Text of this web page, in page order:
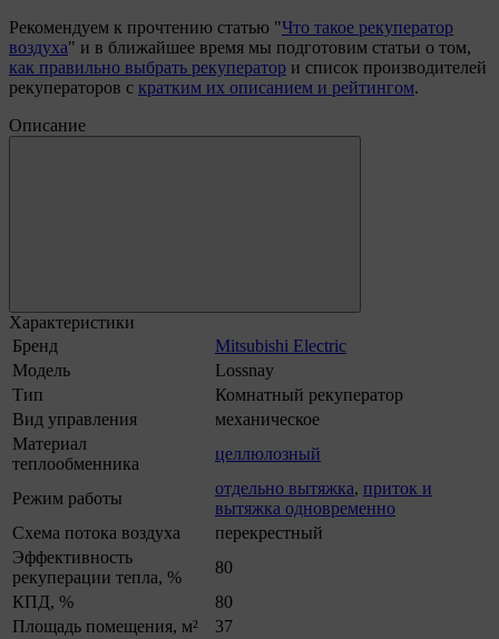
Рекомендуем к прочтению статью "Что такое рекуператор
воздуха" и в ближайшее время мы подготовим статьи о том,
как правильно выбрать рекуператор и список производителей
рекуператоров с кратким их описанием и рейтингом.
Описание
Характеристики
Бренд
Mitsubishi Electric
Модель
Lossnay
Тип
Комнатный рекуператор
Вид управления
механическое
Материал
теплообменника
целлюлозный
Режим работы
отдельно вытяжка, приток и
вытяжка одновременно
Схема потока воздуха
перекрестный
Эффективность
рекуперации тепла, %
80
КПД, %
80
Площадь помещения, м²
37